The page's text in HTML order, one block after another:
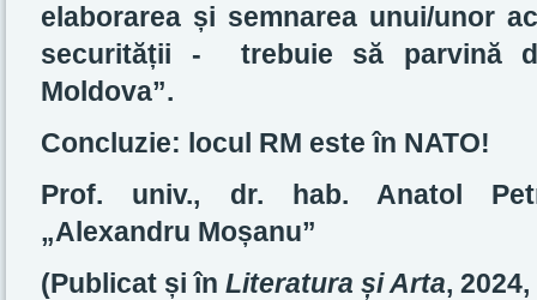
elaborarea și semnarea unui/unor
securității - trebuie să parvină
Moldova”.
Concluzie: locul RM este în NATO!
Prof. univ., dr. hab. Anatol
„Alexandru Moșanu”
(Publicat și în Literatura și Arta,